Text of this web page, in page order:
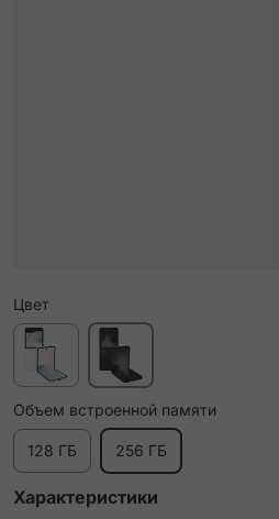
Цвет
Объем встроенной памяти
128 ГБ 256 ГБ
Характеристики